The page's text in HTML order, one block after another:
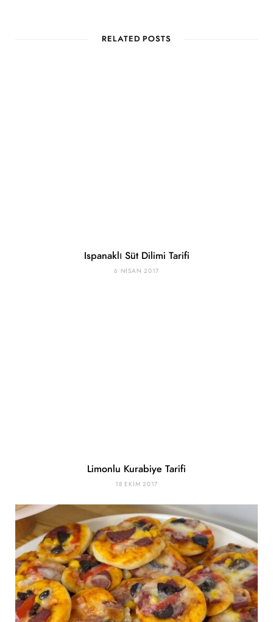
RELATED POSTS
Ispanaklı Süt Dilimi Tarifi
6 NISAN 2017
Limonlu Kurabiye Tarifi
18 EKIM 2017